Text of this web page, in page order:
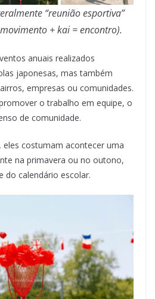
“reunião esportiva”
+ kai = encontro).
anuais realizados
japonesas, mas também
empresas ou comunidades.
o trabalho em equipe, o
de comunidade.
eles costumam acontecer uma
na primavera ou no outono,
do calendário escolar.